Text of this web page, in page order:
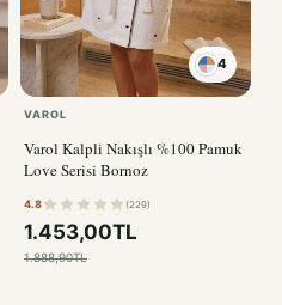
4
KIRMIZI
VAROL
Varol Kalpli Nakışlı %100 Pamuk
Love Serisi Bornoz
4.8 (229)
1.453,00TL
1.888,90TL